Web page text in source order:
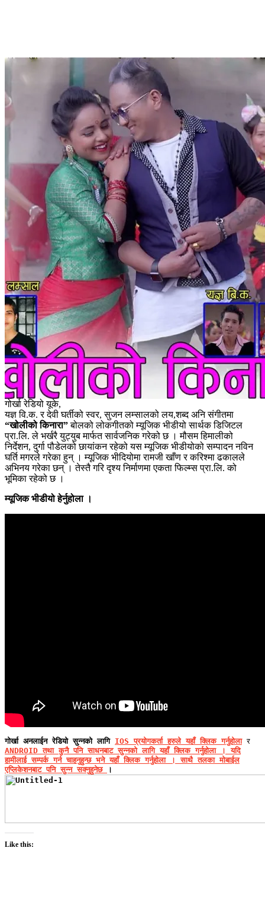
गोर्खा रेडियो यूके,
यज्ञ वि.क. र देवी घर्तीको स्वर, सुजन लम्सालको लय,शब्द अनि संगीतमा
“खोलीको किनारा”बोलको लोकगीतको म्यूजिक भीडीयो सार्थक डिजिटल
प्रा.लि. ले भर्खरै युट्युब मार्फत सार्वजनिक गरेको छ । मौसम हिमालीको
निर्देशन, दुर्गा पौडेलको छायांकन रहेको यस म्यूजिक भीडीयोको सम्पादन नविन
घर्ति मगरले गरेका हुन् । म्यूजिक भीदियोमा रामजी खाँण र करिश्मा ढकालले
अभिनय गरेका छन् । तेस्तै गरि दृश्य निर्माणमा एकता फिल्म्स प्रा.लि. को
भूमिका रहेको छ ।
म्यूजिक भीडीयो हेर्नुहोला ।
गोर्खा अनलाईन रेडियो सुन्नको लागि IOS प्रयोगकर्ता हरुले यहाँ क्लिक गर्नुहोलार
ANDROID तथा कुनै पनि साधनबाट सुन्नको लागि यहाँ क्लिक गर्नुहोला । यदि
हामीलाई सम्पर्क गर्न चाहनुहुन्छ भनेयहाँ क्लिक गर्नुहोला । साथै तलका मोबाईल
एप्लिकेशनबाट पनि सुन्न सक्नुहुनेछ
।
Like this: